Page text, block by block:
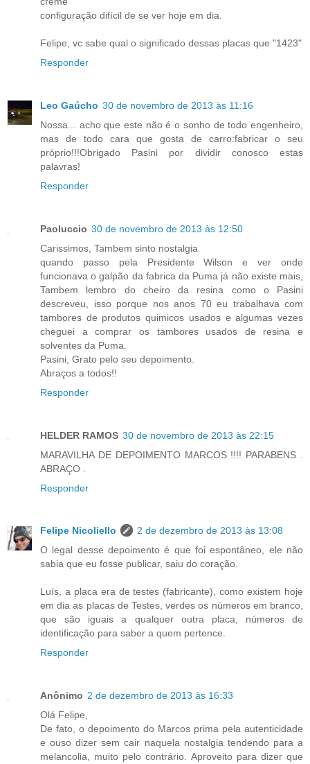
configuração difícil de se ver hoje em dia.
Felipe, vc sabe qual o significado dessas placas que "1423"
Responder
Leo Gaúcho 30 de novembro de 2013 às 11:16
Nossa... acho que este não é o sonho de todo engenheiro,
mas de todo cara que gosta de carro:fabricar o seu
próprio!!!Obrigado Pasini por dividir conosco estas
palavras!
Responder
Paoluccio 30 de novembro de 2013 às 12:50
Carissimos, Tambem sinto nostalgia
quando passo pela Presidente Wilson e ver onde
funcionava o galpão da fabrica da Puma já não existe mais,
Tambem lembro do cheiro da resina como o Pasini
descreveu, isso porque nos anos 70 eu trabalhava com
tambores de produtos quimicos usados e algumas vezes
cheguei a comprar os tambores usados de resina e
solventes da Puma.
Pasini, Grato pelo seu depoimento.
Abraços a todos!!
Responder
HELDER RAMOS 30 de novembro de 2013 às 22:15
MARAVILHA DE DEPOIMENTO MARCOS !!!! PARABENS .
ABRAÇO .
Responder
Felipe Nicoliello
2 de dezembro de 2013 às 13:08
O legal desse depoimento é que foi espontâneo, ele não
sabia que eu fosse publicar, saiu do coração.
Luís, a placa era de testes (fabricante), como existem hoje
em dia as placas de Testes, verdes os números em branco,
que são iguais a qualquer outra placa, números de
identificação para saber a quem pertence.
Responder
Anônimo 2 de dezembro de 2013 às 16:33
Olá Felipe,
De fato, o depoimento do Marcos prima pela autenticidade
e ouso dizer sem cair naquela nostalgia tendendo para a
melancolia, muito pelo contrário. Aproveito para dizer que